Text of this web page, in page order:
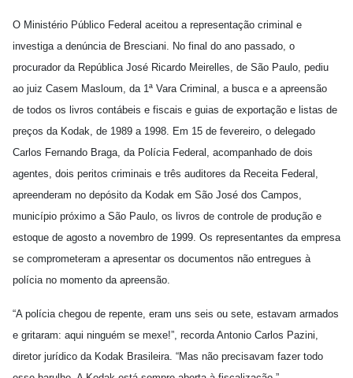
O Ministério Público Federal aceitou a representação criminal e
investiga a denúncia de Bresciani. No final do ano passado, o
procurador da República José Ricardo Meirelles, de São Paulo, pediu
ao juiz Casem Masloum, da 1ª Vara Criminal, a busca e a apreensão
de todos os livros contábeis e fiscais e guias de exportação e listas de
preços da Kodak, de 1989 a 1998. Em 15 de fevereiro, o delegado
Carlos Fernando Braga, da Polícia Federal, acompanhado de dois
agentes, dois peritos criminais e três auditores da Receita Federal,
apreenderam no depósito da Kodak em São José dos Campos,
município próximo a São Paulo, os livros de controle de produção e
estoque de agosto a novembro de 1999. Os representantes da empresa
se comprometeram a apresentar os documentos não entregues à
polícia no momento da apreensão.
“A polícia chegou de repente, eram uns seis ou sete, estavam armados
e gritaram: aqui ninguém se mexe!”, recorda Antonio Carlos Pazini,
diretor jurídico da Kodak Brasileira. “Mas não precisavam fazer todo